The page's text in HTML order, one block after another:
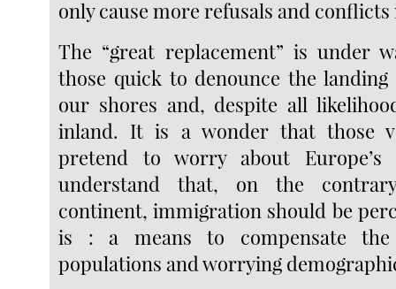
only cause more refusals and
The “great replacement” is under
those quick to denounce the
our shores and, despite all
inland. It is a wonder that those
pretend to worry about
understand that, on the
continent, immigration should be
is : a means to compensate
populations and worrying